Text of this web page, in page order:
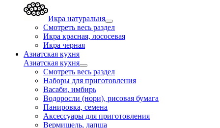
Икра натуральня
Смотреть весь раздел
Икра красная, лососевая
Икра черная
Азиатская кухня
Азиатская кухня
Смотреть весь раздел
Наборы для приготовления
Васаби, имбирь
Водоросли (нори), рисовая бумага
Панировка, семена
Аксессуары для приготовления
Вермишель, лапша